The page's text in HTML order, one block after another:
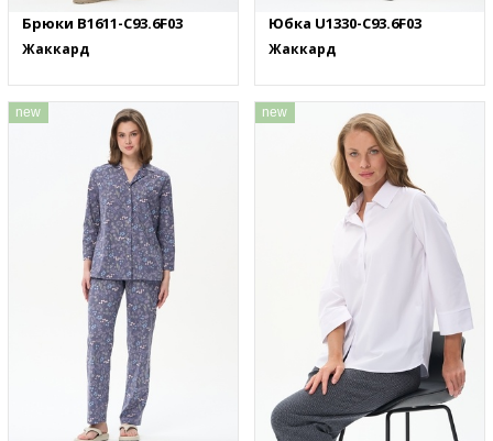
Брюки B1611-C93.6F03
Жаккард
Юбка U1330-C93.6F03
Жаккард
new new